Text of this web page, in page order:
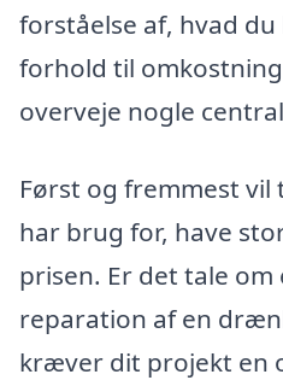
forståelse af, hvad
forhold til
overveje nogle
Først og fremmest vil
har brug for, have
prisen. Er det tale om
reparation af en
kræver dit projekt en